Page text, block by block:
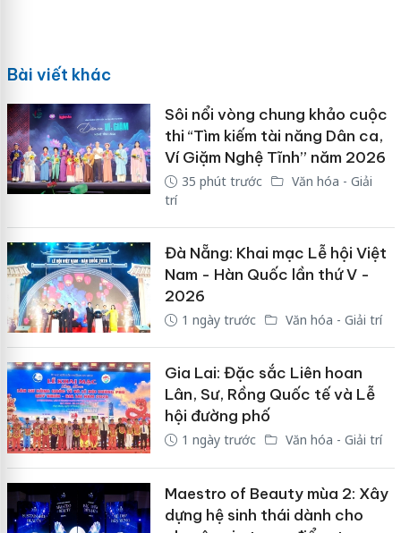
Bài viết khác
Sôi nổi vòng chung khảo cuộc
thi “Tìm kiếm tài năng Dân ca,
Ví Giặm Nghệ Tĩnh” năm 2026
35 phút trước
Văn hóa - Giải
trí
Đà Nẵng: Khai mạc Lễ hội Việt
Nam - Hàn Quốc lần thứ V -
2026
1 ngày trước Văn hóa - Giải trí
Gia Lai: Đặc sắc Liên hoan
Lân, Sư, Rồng Quốc tế và Lễ
hội đường phố
1 ngày trước Văn hóa - Giải trí
Maestro of Beauty mùa 2: Xây
dựng hệ sinh thái dành cho